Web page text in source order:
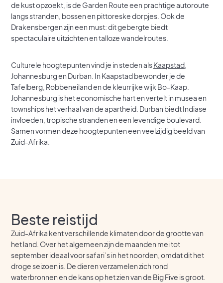
de kust opzoekt, is de Garden Route een prachtige autoroute
langs stranden, bossen en pittoreske dorpjes. Ook de
Drakensbergen zijn een must: dit gebergte biedt
spectaculaire uitzichten en talloze wandelroutes.
Culturele hoogtepunten vind je in steden alsKaapstad
Johannesburg en Durban. In Kaapstad bewonder je de
Tafelberg, Robbeneiland en de kleurrijke wijk Bo-Kaap.
Johannesburg is het economische hart en vertelt in musea en
townships het verhaal van de apartheid. Durban biedt Indiase
invloeden, tropische stranden en een levendige boulevard.
Samen vormen deze hoogtepunten een veelzijdig beeld van
Zuid-Afrika.
Beste reistijd
Zuid-Afrika kent verschillende klimaten door de grootte van
het land. Over het algemeen zijn de maanden mei tot
september ideaal voor safari’s in het noorden, omdat dit het
droge seizoen is. De dieren verzamelen zich rond
waterbronnen en de kans op het zien van de Big Five is groot.